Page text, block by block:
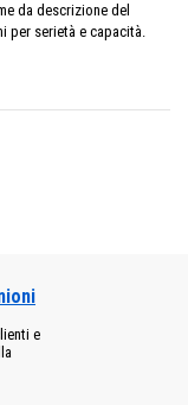
da descrizione del
per serietà e capacità.
e